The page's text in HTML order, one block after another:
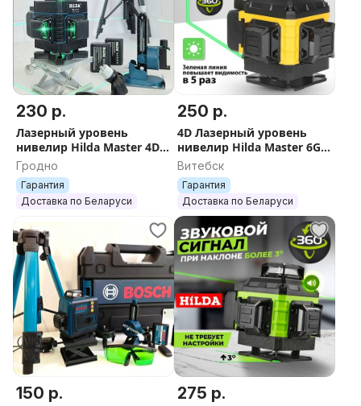
230 р.
Лазерный уровень
нивелир Hilda Master 4D
4GX нивилир лазер
зеленый самонивелир 16
лучей
Гродно
Гарантия
Доставка по Беларуси
250 р.
4D Лазерный уровень
нивелир Hilda Master 6GX
нивилир лазер зелёный
луч самонивелир 16
лучей
Витебск
Гарантия
Доставка по Беларуси
150 р. 275 р.